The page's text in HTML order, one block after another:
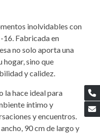
inolvidables con
Fabricada en
no solo aporta una
hogar, sino que
y calidez.
la hace ideal para
íntimo y
y encuentros.
90 cm de largo y